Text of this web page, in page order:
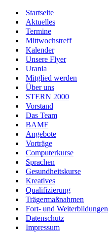
Startseite
Aktuelles
Termine
Mittwochstreff
Kalender
Unsere Flyer
Urania
Mitglied werden
Über uns
STERN 2000
Vorstand
Das Team
BAMF
Angebote
Vorträge
Computerkurse
Sprachen
Gesundheitskurse
Kreatives
Qualifizierung
Trägermaßnahmen
Fort- und Weiterbildungen
Datenschutz
Impressum